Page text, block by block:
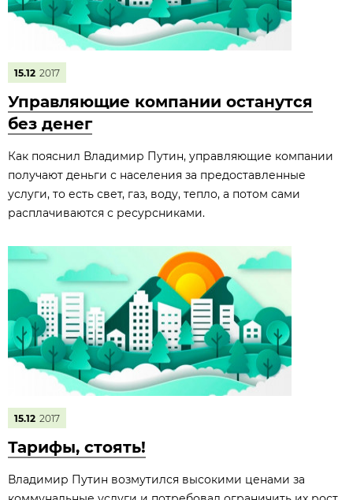
15.12 2017
Управляющие компании останутся
без денег
Как пояснил Владимир Путин, управляющие компании
получают деньги с населения за предоставленные
услуги, то есть свет, газ, воду, тепло, а потом сами
расплачиваются с ресурсниками.
15.12 2017
Тарифы, стоять!
Владимир Путин возмутился высокими ценами за